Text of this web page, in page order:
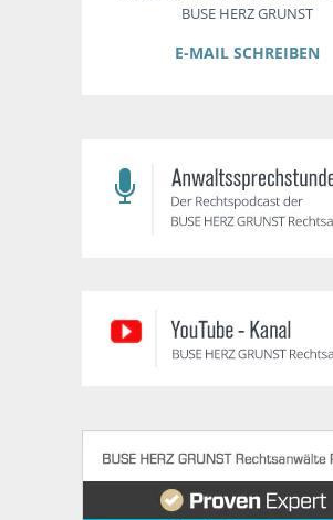
BUSE HERZ GRUNST
E-MAIL SCHREIBEN